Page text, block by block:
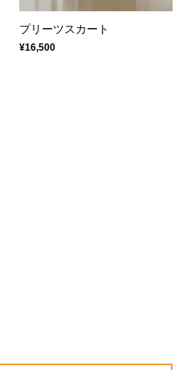
プリーツスカート
¥16,500